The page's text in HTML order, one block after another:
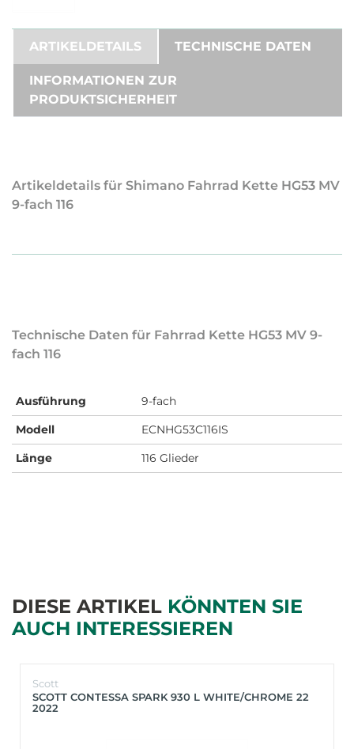
ARTIKELDETAILS TECHNISCHE DATEN
INFORMATIONEN ZUR
PRODUKTSICHERHEIT
Artikeldetails für Shimano Fahrrad Kette HG53 MV
9-fach 116
Technische Daten für Fahrrad Kette HG53 MV 9-
fach 116
Ausführung
9-fach
Modell
ECNHG53C116IS
Länge
116 Glieder
DIESE ARTIKEL KÖNNTEN SIE
AUCH INTERESSIEREN
Scott
SCOTT CONTESSA SPARK 930 L WHITE/CHROME 22
2022